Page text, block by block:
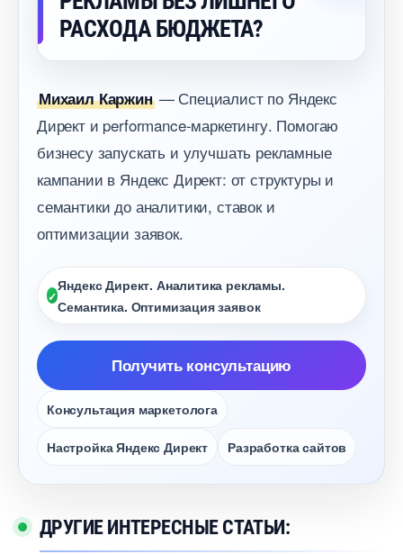
РАСХОДА БЮДЖЕТА?
Михаил Каржин— Специалист по Яндекс
Директ и performance-маркетингу. Помогаю
изнесу запускать и улучшать рекламные
кампании в Яндекс Директ: от структуры и
семантики до аналитики, ставок и
оптимизации заявок.
Яндекс Директ. Аналитика рекламы.
Семантика. Оптимизация заявок
Получить консультацию
Консультация маркетолога
Настройка Яндекс Директ Разработка сайто
ДРУГИЕ ИНТЕРЕСНЫЕ СТАТЬИ: